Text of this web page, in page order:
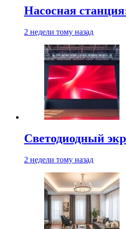
Насосная
2 недели тому назад
Светодиодный
2 недели тому назад